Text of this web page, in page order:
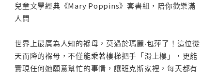
兒童文學經典《Mary Poppins》套書組，陪你歡樂滿
人間
世界上最廣為人知的褓母，莫過於瑪麗‧包萍了！這位從
天而降的褓母，不僅能乘著樓梯把手「滑上樓」，更能
實現任何她願意幫忙的事情，讓班克斯家裡，每天都有